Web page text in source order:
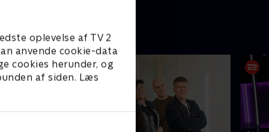
oplevelse af TV 2
anvende cookie-data
cookies herunder, og
af siden. Læs